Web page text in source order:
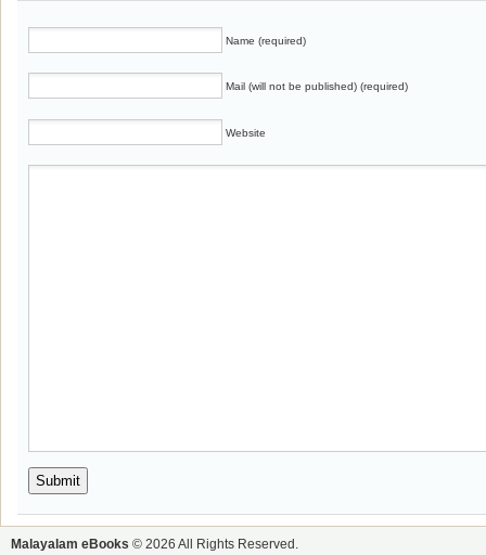
Name (required)
Mail (will not be published) (required)
Website
Malayalam eBooks © 2026 All Rights Reserved.